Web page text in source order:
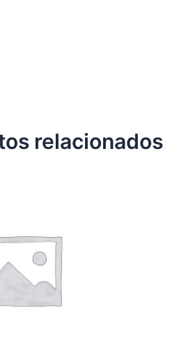
relacionados